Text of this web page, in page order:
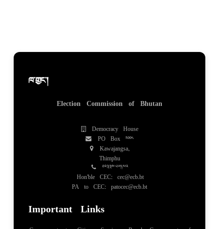
ཁ་གྱང་།
Election Commission of Bhutan
Democracy House
PO Box 2008
Kawajangsa,
Thimphu
02334851/52
Hon'ble CEC: cec@ecb.bt
PA to CEC: patocec@ecb.bt
Important Links
Government to Citizen Services, Royal Government of